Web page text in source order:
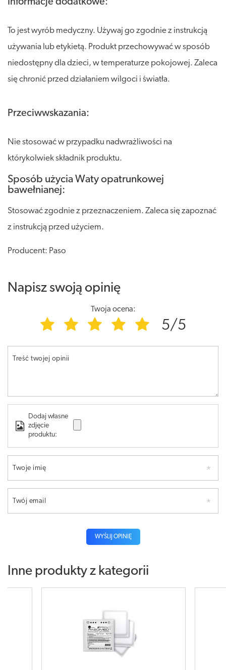
To jest wyrób medyczny. Używaj go zgodnie z instrukcją
używania lub etykietą. Produkt przechowywać w sposób
niedostępny dla dzieci, w temperaturze pokojowej. Zaleca
się chronić przed działaniem wilgoci i światła.
Przeciwwskazania:
Nie stosować w przypadku nadwrażliwości na
którykolwiek składnik produktu.
Sposób użycia Waty opatrunkowej
bawełnianej:
Stosować zgodnie z przeznaczeniem. Zaleca się zapoznać
z instrukcją przed użyciem.
Producent: Paso
Napisz swoją opinię
Twoja ocena:
5/5
Treść twojej opinii
Dodaj własne
zdjęcie
produktu:
Twoje imię
Twój email
WYŚLIJ OPINIĘ
Inne produkty z kategorii